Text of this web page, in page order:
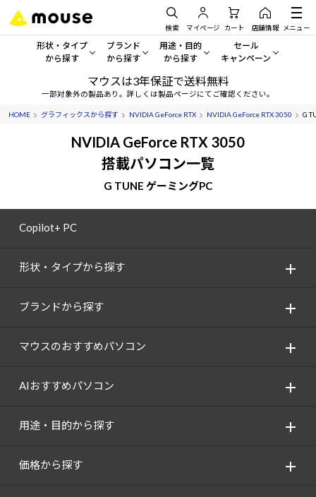
検索 マイページ カート 店舗情報 メニュー
形状・タイプ
から探す
形状・タイプから探す をすべてみる
デスクトップPC
サーバー
ブランド
から探す
mouse
G TUNE
DAIV
用途・目的
から探す
一般向けパソコン
ゲーミングPC・ゲーム向けパソコン
ビジネス向けパソコン
セール
キャンペーン
セール・キャンペー
期間限定セール
マウスは3年保証で送料無料
一部対象外の製品あり。詳しくは製品ページにてご確認ください。
HOME グラフィックスから探す NVIDIA GeForce RTX NVIDIA GeForce RTX 3050 G
NVIDIA GeForce RTX 3050
搭載パソコン一覧
G TUNE ゲーミングPC
Copilot+ PC
形状・タイプから探す
ブランドから探す
マウスのおすすめパソコン
AIおすすめパソコン
用途・目的から探す
価格から探す